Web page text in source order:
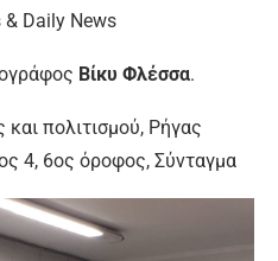
& Daily News
Βίκυ Φλέσσα.
πολιτισμού, Ρήγας
4, 6ος όροφος, Σύνταγμα